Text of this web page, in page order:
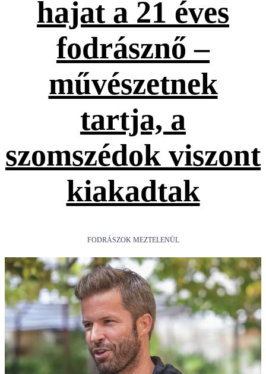
hajat a 21 éves
fodrásznő –
művészetnek
tartja, a
szomszédok viszont
kiakadtak
FODRÁSZOK MEZTELENÜL